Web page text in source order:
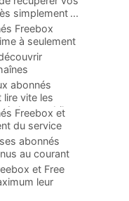
simplement ...
Freebox
à seulement
abonnés
lire vite les
leur mobile
Freebox et
du service
abonnés
au courant
et Free
leur